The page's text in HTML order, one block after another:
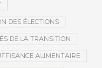
DES ÉLECTIONS
DE LA TRANSITION
ALIMENTAIRE